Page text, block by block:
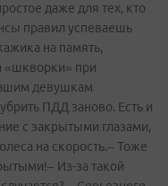
даже для тех, кто
правил успеваешь
на память,
«шкворки» при
девушкам
ПДД заново. Есть и
с закрытыми глазами,
на скорость.– Тоже
Из-­за такой